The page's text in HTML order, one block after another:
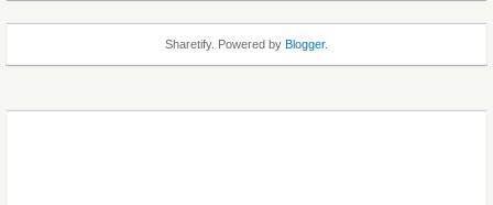
Sharetify. Powered by Blogger.